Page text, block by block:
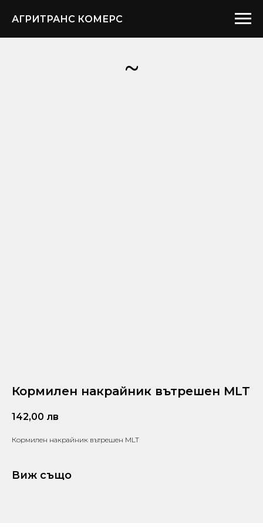
АГРИТРАНС КОМЕРС
~
Кормилен накрайник вътрешен MLT
142,00 лв
Кормилен накрайник вътрешен MLT
Виж също